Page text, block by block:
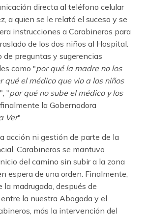
directa al teléfono celular
a quien se le relató el suceso y se
instrucciones a Carabineros para
de los dos niños al Hospital.
de preguntas y sugerencias
como "por qué la madre no los
qué el médico que vio a los niños
", "por qué no sube el médico y los
la Gobernadora
Ver".
acción ni gestión de parte de la
Carabineros se mantuvo
del camino sin subir a la zona
espera de una orden. Finalmente,
la madrugada, después de
la nuestra Abogada y el
más la intervención del